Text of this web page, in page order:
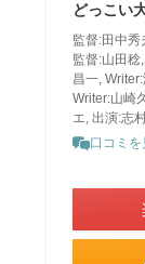
どっこい
監督:田中秀
監督:山田稔
昌一,
Writer:山崎
エ, 出演:志
口コミを